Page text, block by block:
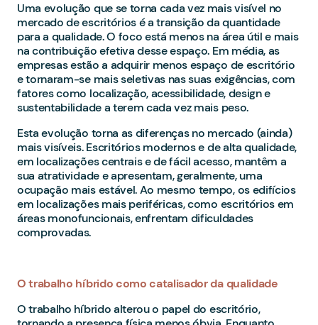
Uma evolução que se torna cada vez mais visível no
mercado de escritórios é a transição da quantidade
para a qualidade. O foco está menos na área útil e mais
na contribuição efetiva desse espaço. Em média, as
empresas estão a adquirir menos espaço de escritório
e tornaram-se mais seletivas nas suas exigências, com
fatores como localização, acessibilidade, design e
sustentabilidade a terem cada vez mais peso.
Esta evolução torna as diferenças no mercado (ainda)
mais visíveis. Escritórios modernos e de alta qualidade,
em localizações centrais e de fácil acesso, mantêm a
sua atratividade e apresentam, geralmente, uma
ocupação mais estável. Ao mesmo tempo, os edifícios
em localizações mais periféricas, como escritórios em
áreas monofuncionais, enfrentam dificuldades
comprovadas.
O trabalho híbrido como catalisador da qualidade
O trabalho híbrido alterou o papel do escritório,